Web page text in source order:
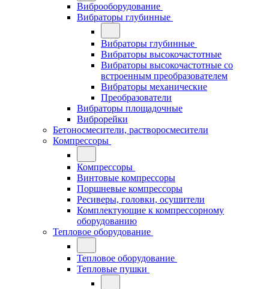
Виброоборудование
Вибраторы глубинные
Вибраторы глубинные
Вибраторы высокочастотные
Вибраторы высокочастотные со
встроенным преобразователем
Вибраторы механические
Преобразователи
Вибраторы площадочные
Виброрейки
Бетоносмесители, растворосмесители
Компрессоры
Компрессоры
Винтовые компрессоры
Поршневые компрессоры
Ресиверы, головки, осушители
Комплектующие к компрессорному
оборудованию
Тепловое оборудование
Тепловое оборудование
Тепловые пушки